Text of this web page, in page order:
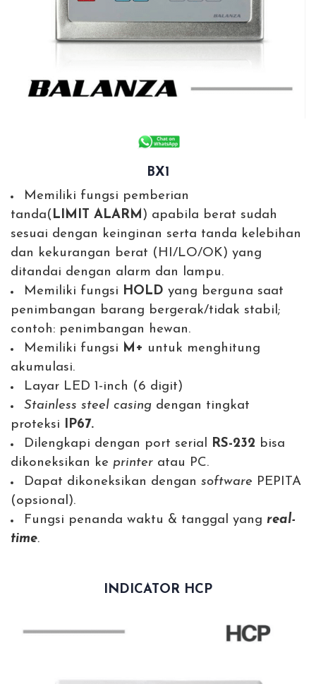
BX1
Memiliki fungsi pemberian
tanda( LIMIT ALARM ) apabila berat sudah
sesuai dengan keinginan serta tanda kelebihan
dan kekurangan berat (HI/LO/OK) yang
ditandai dengan alarm dan lampu.
Memiliki fungsi HOLD yang berguna saat
penimbangan barang bergerak/tidak stabil;
contoh: penimbangan hewan.
Memiliki fungsi M+ untuk menghitung
akumulasi.
Layar LED 1-inch (6 digit)
Stainless steel casing dengan tingkat
proteksi IP67.
Dilengkapi dengan port serial
RS-232 bisa
dikoneksikan ke printer atau PC.
Dapat dikoneksikan dengan software PEPITA
(opsional).
Fungsi penanda waktu & tanggal yang real-
time.
INDICATOR HCP